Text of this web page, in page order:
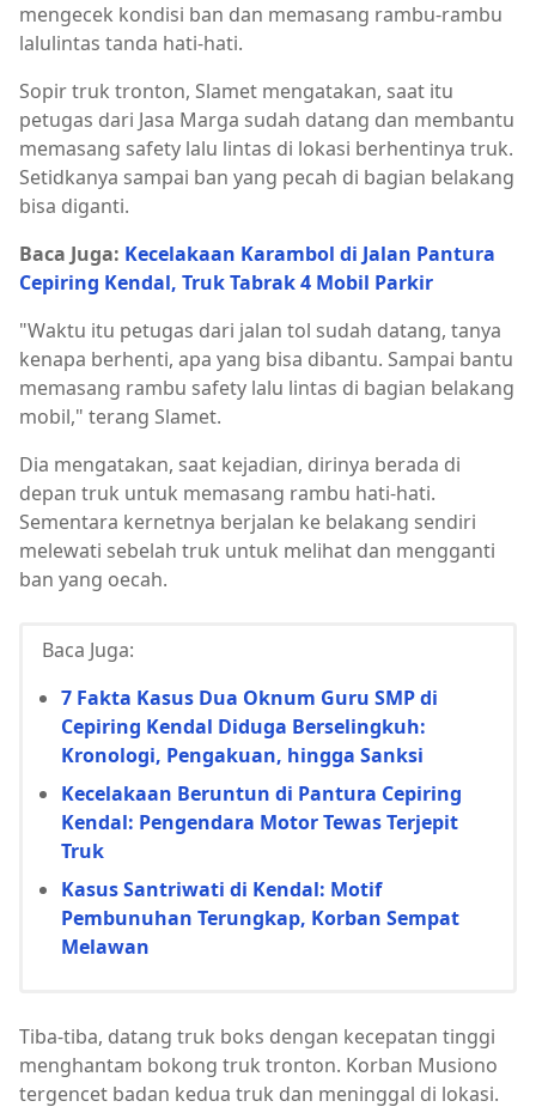
mengecek kondisi ban dan memasang rambu-rambu
lalulintas tanda hati-hati.
Sopir truk tronton, Slamet mengatakan, saat itu
petugas dari Jasa Marga sudah datang dan membantu
memasang safety lalu lintas di lokasi berhentinya truk.
Setidkanya sampai ban yang pecah di bagian belakang
bisa diganti.
Baca Juga: Kecelakaan Karambol di Jalan Pantura
Cepiring Kendal, Truk Tabrak 4 Mobil Parkir
"Waktu itu petugas dari jalan tol sudah datang, tanya
kenapa berhenti, apa yang bisa dibantu. Sampai bantu
memasang rambu safety lalu lintas di bagian belakang
mobil," terang Slamet.
Dia mengatakan, saat kejadian, dirinya berada di
depan truk untuk memasang rambu hati-hati.
Sementara kernetnya berjalan ke belakang sendiri
melewati sebelah truk untuk melihat dan mengganti
ban yang oecah.
Baca Juga:
7 Fakta Kasus Dua Oknum Guru SMP di
Cepiring Kendal Diduga Berselingkuh:
Kronologi, Pengakuan, hingga Sanksi
Kecelakaan Beruntun di Pantura Cepiring
Kendal: Pengendara Motor Tewas Terjepit
Truk
Kasus Santriwati di Kendal: Motif
Pembunuhan Terungkap, Korban Sempat
Melawan
Tiba-tiba, datang truk boks dengan kecepatan tinggi
menghantam bokong truk tronton. Korban Musiono
tergencet badan kedua truk dan meninggal di lokasi.